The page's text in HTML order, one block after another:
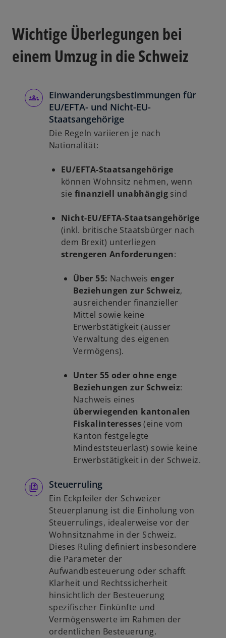
Wichtige Überlegungen bei
einem Umzug in die Schweiz
Einwanderungsbestimmungen für
EU/EFTA- und Nicht-EU-
Staatsangehörige
Die Regeln variieren je nach
Nationalität:
EU/EFTA-Staatsangehörige
können Wohnsitz nehmen, wenn
sie finanziell unabhängig sind
Nicht-EU/EFTA-Staatsangehörige
(inkl. britische Staatsbürger nach
dem Brexit) unterliegen
strengeren Anforderungen:
Über 55: Nachweis enger
Beziehungen zur Schweiz,
ausreichender finanzieller
Mittel sowie keine
Erwerbstätigkeit (ausser
Verwaltung des eigenen
Vermögens).
Unter 55 oder ohne enge
Beziehungen zur Schweiz:
Nachweis eines
überwiegenden kantonalen
Fiskalinteresses(eine vom
Kanton festgelegte
Mindeststeuerlast) sowie keine
Erwerbstätigkeit in der Schweiz.
Steuerruling
Ein Eckpfeiler der Schweizer
Steuerplanung ist die Einholung von
Steuerrulings, idealerweise vor der
Wohnsitznahme in der Schweiz.
Dieses Ruling definiert insbesondere
die Parameter der
Aufwandbesteuerung oder schafft
Klarheit und Rechtssicherheit
hinsichtlich der Besteuerung
spezifischer Einkünfte und
Vermögenswerte im Rahmen der
ordentlichen Besteuerung.